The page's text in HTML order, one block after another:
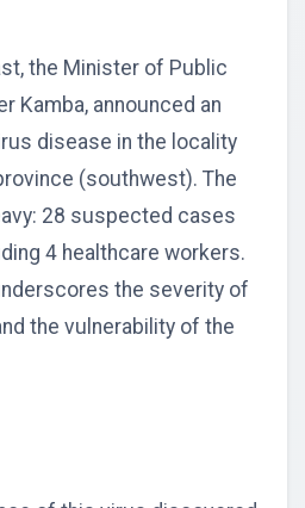
the Minister of Public
Kamba, announced an
disease in the locality
(southwest). The
28 suspected cases
4 healthcare workers.
the severity of
the vulnerability of the